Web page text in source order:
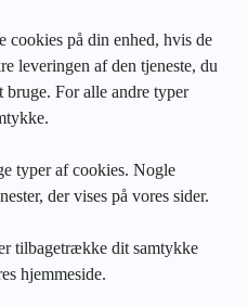
cookies på din enhed, hvis de
leveringen af den tjeneste, du
For alle andre typer
typer af cookies. Nogle
der vises på vores sider.
tilbagetrække dit samtykke
hjemmeside.